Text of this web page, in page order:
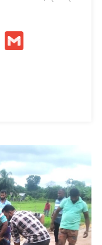
Google
Gmail